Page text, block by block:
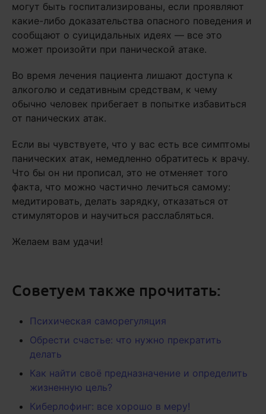
могут быть госпитализированы, если проявляют
какие-либо доказательства опасного поведения и
сообщают о суицидальных идеях — все это
может произойти при панической атаке.
Во время лечения пациента лишают доступа к
алкоголю и седативным средствам, к чему
обычно человек прибегает в попытке избавиться
от панических атак.
Если вы чувствуете, что у вас есть все симптомы
панических атак, немедленно обратитесь к врачу.
Что бы он ни прописал, это не отменяет того
факта, что можно частично лечиться самому:
медитировать, делать зарядку, отказаться от
стимуляторов и научиться расслабляться.
Желаем вам удачи!
Советуем также прочитать:
Психическая саморегуляция
Обрести счастье: что нужно прекратить
делать
Как найти своё предназначение и определить
жизненную цель?
Киберлофинг: все хорошо в меру!